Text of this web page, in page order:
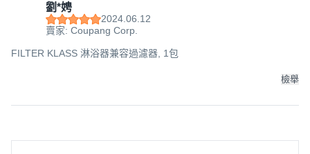
劉*娉
2024.06.12
賣家: Coupang Corp.
FILTER KLASS 淋浴器兼容過濾器, 1包
檢舉